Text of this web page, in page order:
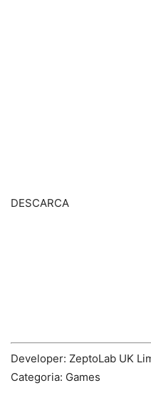
DESCARCA
Developer: ZeptoLab UK
Categoria: Games